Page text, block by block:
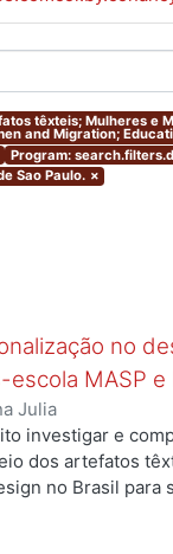
têxteis; Mulheres e
and Migration;
Program:
Sao Paulo. ×
no
MASP e
Julia
investigar e
dos artefatos
no Brasil para